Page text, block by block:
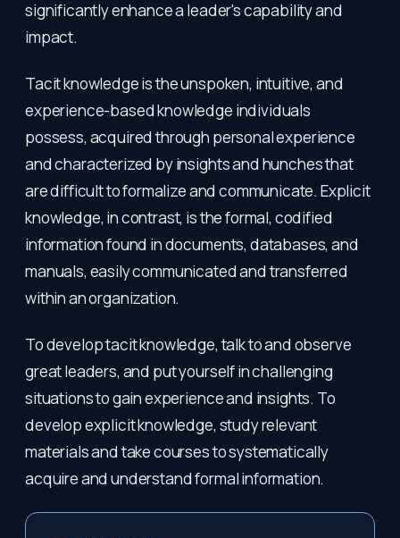
significantly enhance a leader's capability and
impact.
Tacit knowledge is the unspoken, intuitive, and
experience-based knowledge individuals
possess, acquired through personal experience
and characterized by insights and hunches that
are difficult to formalize and communicate. Explicit
knowledge, in contrast, is the formal, codified
information found in documents, databases, and
manuals, easily communicated and transferred
within an organization.
To develop tacit knowledge, talk to and observe
great leaders, and put yourself in challenging
situations to gain experience and insights. To
develop explicit knowledge, study relevant
materials and take courses to systematically
acquire and understand formal information.